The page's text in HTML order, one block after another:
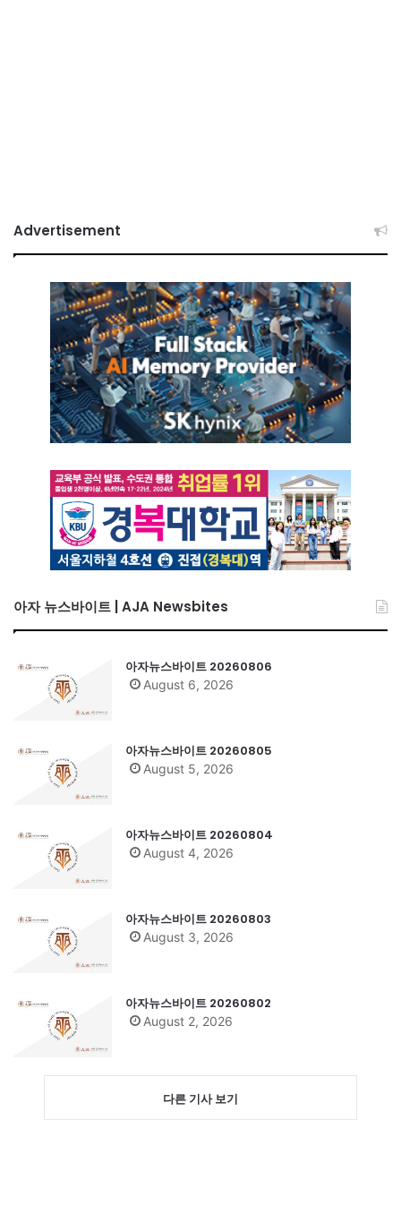
Advertisement
아자 뉴스바이트 | AJA Newsbites
아자뉴스바이트 20260806
August 6, 2026
아자뉴스바이트 20260805
August 5, 2026
아자뉴스바이트 20260804
August 4, 2026
아자뉴스바이트 20260803
August 3, 2026
아자뉴스바이트 20260802
August 2, 2026
다른 기사 보기